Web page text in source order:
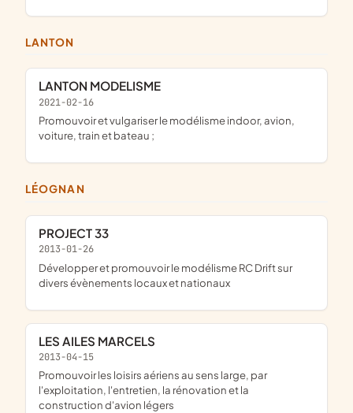
LANTON
LANTON MODELISME
2021-02-16
promouvoir et vulgariser le modélisme indoor, avion,
voiture, train et bateau ;
LÉOGNAN
PROJECT 33
2013-01-26
développer et promouvoir le modélisme RC Drift sur
divers évènements locaux et nationaux
LES AILES MARCELS
2013-04-15
promouvoir les loisirs aériens au sens large, par
l'exploitation, l'entretien, la rénovation et la
construction d'avion légers